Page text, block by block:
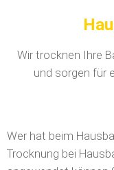
Wir trocknen Ihre
und sorgen für
Wer hat beim
Trocknung bei